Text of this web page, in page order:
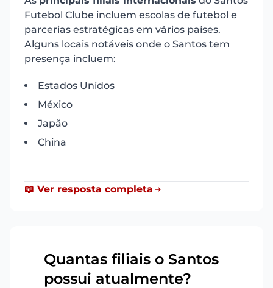
Futebol Clube incluem escolas de futebol e
parcerias estratégicas em vários países.
Alguns locais notáveis onde o Santos tem
presença incluem:
Estados Unidos
México
Japão
China
📖 Ver resposta completa
Quantas filiais o Santos
possui atualmente?